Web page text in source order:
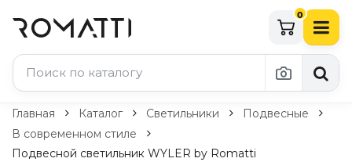
0
Каталог Romatti
Свет и освещение
Главная Каталог Светильники
Подвесные
В современном стиле
Подвесной светильник WYLER by Romatti